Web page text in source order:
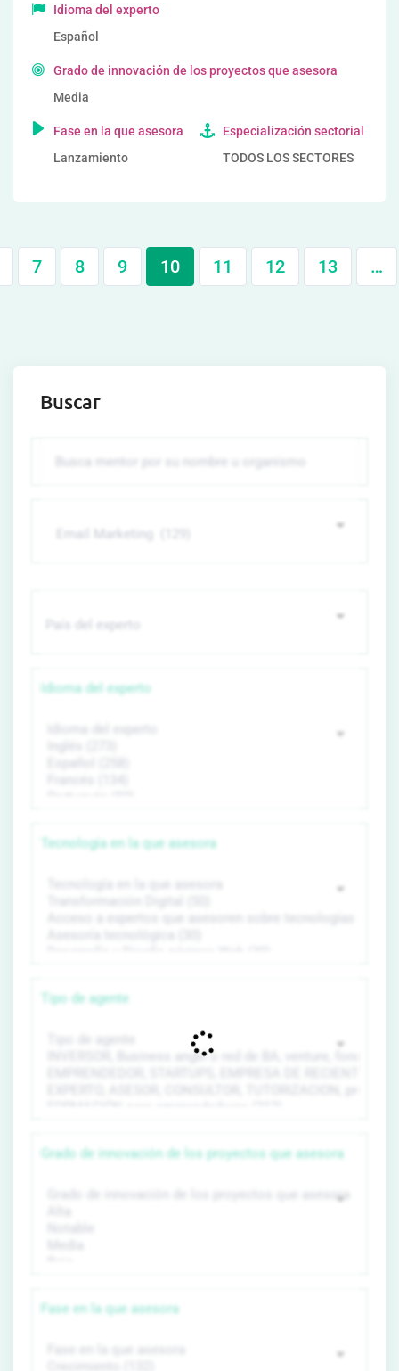
Idioma del experto
Español
Grado de innovación de los proyectos que asesora
Media
Fase en la que asesora
Lanzamiento
Especialización sectorial
TODOS LOS SECTORES
7 8 9 10 11 12 13 …
Buscar
Idioma del experto
Tecnología en la que asesora
Tipo de agente
Grado de innovación de los proyectos que asesora
Fase en la que asesora